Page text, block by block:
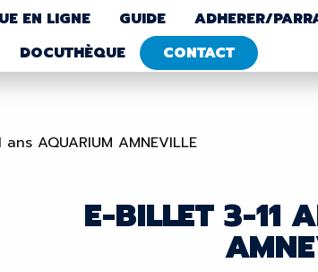
EN LIGNE GUIDE
ADHERER/
DOCUTHÈQUE CONTACT
AQUARIUM AMNEVILLE
E-BILLET 3-11